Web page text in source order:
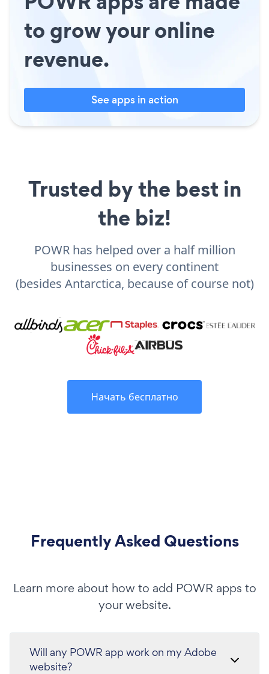
to grow your online
revenue.
See apps in action
Trusted by the best in
the biz!
POWR has helped over a half million
businesses on every continent
(besides Antarctica, because of course not)
Начать бесплатно
Frequently Asked Questions
Learn more about how to add POWR apps to
your website.
Will any POWR app work on my Adobe
website?